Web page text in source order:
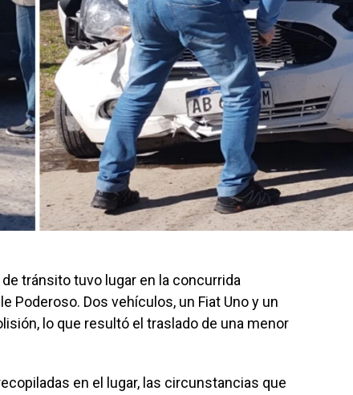
tránsito tuvo lugar en la concurrida
Poderoso. Dos vehículos, un Fiat Uno y un
lo que resultó el traslado de una menor
en el lugar, las circunstancias que